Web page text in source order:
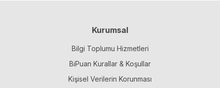
Kurumsal
Bilgi Toplumu Hizmetleri
BiPuan Kurallar & Koşullar
Kişisel Verilerin Korunması